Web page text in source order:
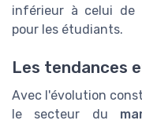
inférieur à celui de
pour les étudiants.
Les tendances
Avec l'évolution
le secteur du